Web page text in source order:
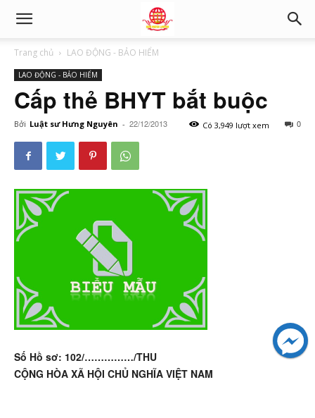
Trang chủ LAO ĐỘNG - BẢO HIỂM
LAO ĐỘNG - BẢO HIỂM
Cấp thẻ BHYT bắt buộc
Bởi Luật sư Hưng Nguyên - 22/12/2013 0
Có 3,949 lượt xem
Số Hồ sơ: 102/……………/THU
CỘNG HÒA XÃ HỘI CHỦ NGHĨA VIỆT NAM